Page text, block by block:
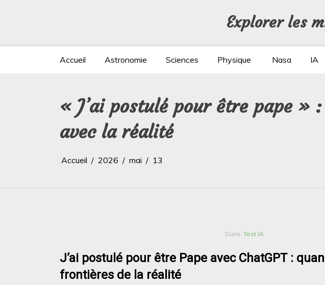
Explorer les
Accueil Astronomie Sciences Physique Nasa IA
« J’ai postulé pour être pape »
avec la réalité
Accueil 2026 mai 13
Dans Test IA
J’ai postulé pour être Pape avec ChatGPT :
frontières de la réalité